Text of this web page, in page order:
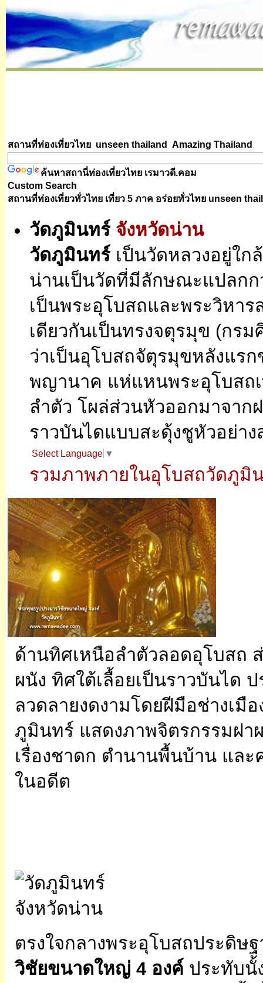
สถานที่ท่องเที่ยวไทย unseen thailand Amazing Thailand
ค้นหาสถานี่ท่องเที่ยวไทย เรมาวดี.คอม
Custom Search
สถานที่ท่องเที่ยวทั่วไทย เที่ยว 5 ภาค อร่อยทั่วไทย unseen
วัดภูมินทร์ จังหวัดน่าน
วัดภูมินทร์ เป็นวัดหลวงอยู่ใ
น่านเป็นวัดที่มีลักษณะแปลกก
เป็นพระอุโบสถและพระวิหาร
เดียวกันเป็นทรงจตุรมุข (กร
ว่าเป็นอุโบสถจัตุรมุขหลังแร
พญานาค แห่แหนพระอุโบสถ
ลำตัว โผล่ส่วนหัวออกมาจาก
ราวบันไดแบบสะดุ้งชูหัวอย่าง
Select Language ▼
รวมภาพภายในอุโบสถวัดภูมิ
ด้านทิศเหนือลำตัวลอดอุโบสถ
ผนัง ทิศใต้เลื้อยเป็นราวบันได
ลวดลายงดงามโดยฝีมือช่างเมื
ภูมินทร์ แสดงภาพจิตรกรรมฝา
เรื่องชาดก ตำนานพื้นบ้าน แล
ในอดีต
ตรงใจกลางพระอุโบสถประดิษ
วิชัยขนาดใหญ่ 4 องค์ ประทับนั้